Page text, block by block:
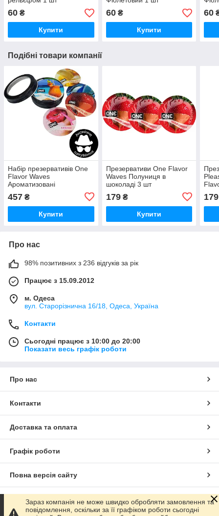
60 ₴
Купити
60₴
Купити
60
Подібні товари компанії
Набір презервативів One
Flavor Waves
Ароматизовані
457 ₴
Купити
Презервативи One Flavor
Waves Полуниця в
шоколаді 3 шт
179₴
Купити
179
Про нас
98% позитивних з 236 відгуків за рік
Працює з 15.09.2012
м. Одеса
вул. Старорізнична 16/18, Одеса, Україна
Контакти
Сьогодні працює з 10:00 до 20:00
Показати весь графік роботи
Про нас
Контакти
Доставка та оплата
Графік роботи
Повна версія сайту
Сайт створено на маркетплейсі Prom.ua
Зараз компанія не може швидко обробляти замовлення та
повідомлення, оскільки за її графіком роботи сьогодні